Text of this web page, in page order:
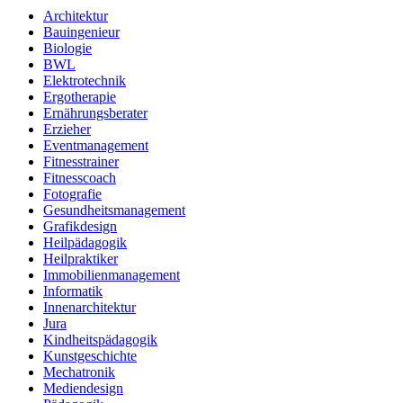
Architektur
Bauingenieur
Biologie
BWL
Elektrotechnik
Ergotherapie
Ernährungsberater
Erzieher
Eventmanagement
Fitnesstrainer
Fitnesscoach
Fotografie
Gesundheitsmanagement
Grafikdesign
Heilpädagogik
Heilpraktiker
Immobilienmanagement
Informatik
Innenarchitektur
Jura
Kindheitspädagogik
Kunstgeschichte
Mechatronik
Mediendesign